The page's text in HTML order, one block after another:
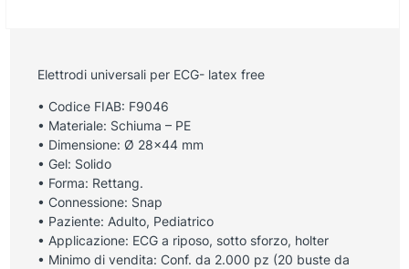
Elettrodi universali per ECG- latex free
• Codice FIAB: F9046
• Materiale: Schiuma – PE
• Dimensione: Ø 28×44 mm
• Gel: Solido
• Forma: Rettang.
• Connessione: Snap
• Paziente: Adulto, Pediatrico
• Applicazione: ECG a riposo, sotto sforzo, holter
• Minimo di vendita: Conf. da 2.000 pz (20 buste da